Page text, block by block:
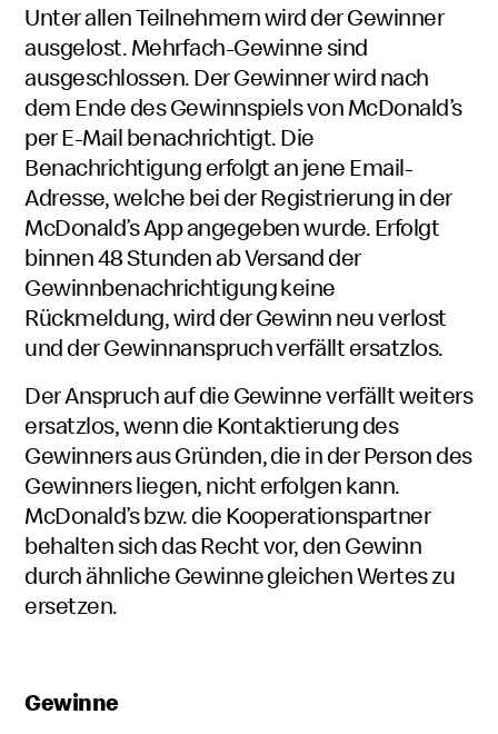
Unter allen Teilnehmern wird der Gewinner
ausgelost. Mehrfach-Gewinne sind
ausgeschlossen. Der Gewinner wird nach
dem Ende des Gewinnspiels von McDonald’s
per E-Mail benachrichtigt. Die
Benachrichtigung erfolgt an jene Email-
Adresse, welche bei der Registrierung in der
McDonald’s App angegeben wurde. Erfolgt
binnen 48 Stunden ab Versand der
Gewinnbenachrichtigung keine
Rückmeldung, wird der Gewinn neu verlost
und der Gewinnanspruch verfällt ersatzlos.
Der Anspruch auf die Gewinne verfällt weiters
ersatzlos, wenn die Kontaktierung des
Gewinners aus Gründen, die in der Person des
Gewinners liegen, nicht erfolgen kann.
McDonald’s bzw. die Kooperationspartner
behalten sich das Recht vor, den Gewinn
durch ähnliche Gewinne gleichen Wertes zu
ersetzen.
Gewinne